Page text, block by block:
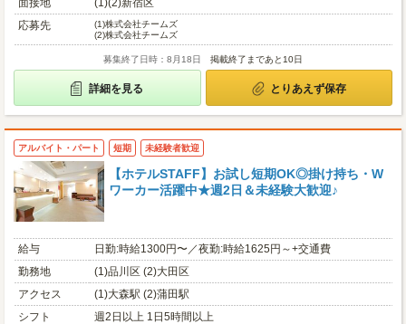
面接地
(1)(2)新宿区
応募先
(1)株式会社チームズ
(2)株式会社チームズ
募集終了日時：8月18日 掲載終了まであと10日
詳細を見る とりあえず保存
アルバイト・パート 短期 未経験者歓迎
【ホテルSTAFF】お試し短期OK◎掛け持ち・W
ワーカー活躍中★週2日＆未経験大歓迎♪
給与
日勤:時給1300円〜／夜勤:時給1625円～+交通費
勤務地
(1)品川区 (2)大田区
アクセス
(1)大森駅 (2)蒲田駅
シフト
週2日以上 1日5時間以上